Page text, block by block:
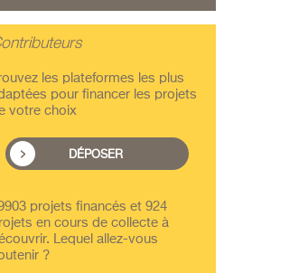
les plateformes les plus
pour financer les projets
votre choix
DÉPOSER
projets financés et 924
en cours de collecte à
Lequel allez-vous
?